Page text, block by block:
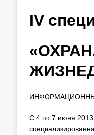
IV
C 4 по 7 июня 2013